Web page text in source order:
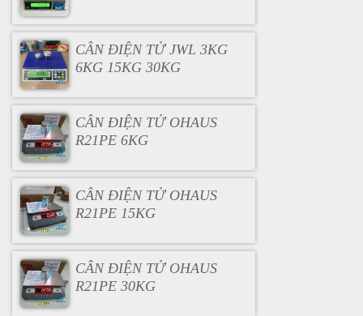
CÂN ĐIỆN TỬ JWL 3KG
6KG 15KG 30KG
CÂN ĐIỆN TỬ OHAUS
R21PE 6KG
CÂN ĐIỆN TỬ OHAUS
R21PE 15KG
CÂN ĐIỆN TỬ OHAUS
R21PE 30KG